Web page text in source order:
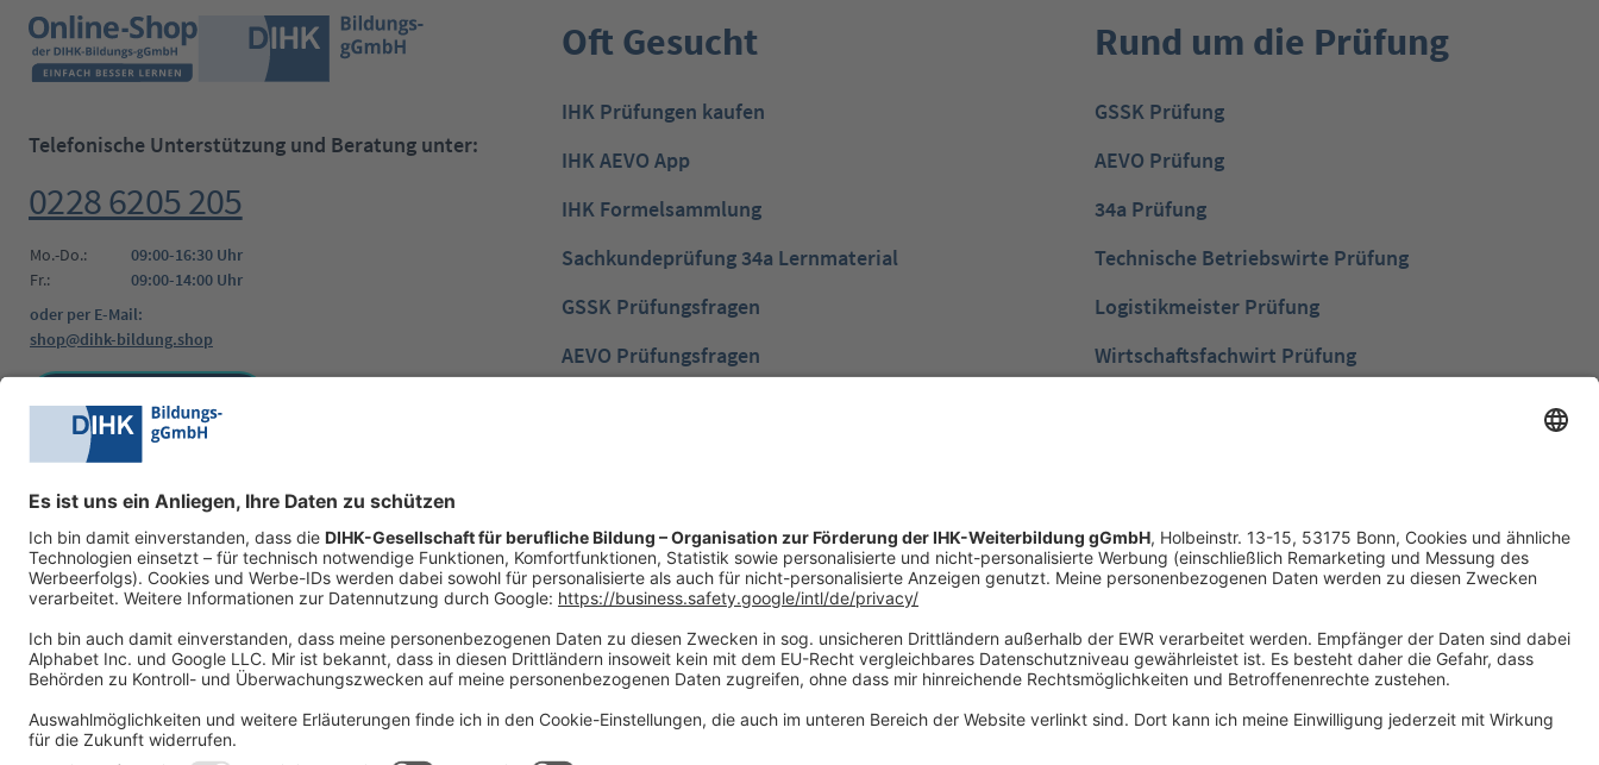
Telefonische Unterstützung und Beratung unter:
0228 6205 205
Mo.-Do.:
09:00-16:30 Uhr
Fr.:
09:00-14:00 Uhr
oder per E-Mail:
shop@dihk-bildung.shop
Social Media
Oft Gesucht
IHK Prüfungen kaufen
IHK AEVO App
IHK Formelsammlung
Sachkundeprüfung 34a Lernmaterial
GSSK Prüfungsfragen
AEVO Prüfungsfragen
NTG Industriemeister
Rund um die Prüfung
GSSK Prüfung
AEVO Prüfung
34a Prüfung
Technische Betriebswirte Prüfung
Logistikmeister Prüfung
Wirtschaftsfachwirt Prüfung
Handelsfachwirt Prüfung
Fachwirte im Gesundheits- und Sozialwesen
Prüfung